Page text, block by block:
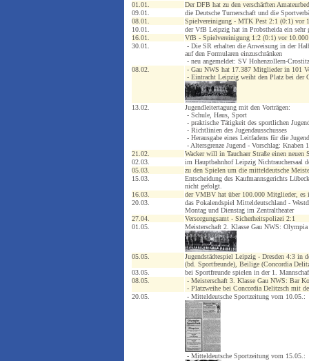
01.01.
Der DFB hat zu den verschärften
09.01.
die Deutsche Turnerschaft und die
08.01.
Spielvereinigung - MTK Pest 2:1 (0:1) vor
10.01.
der VfB Leipzig hat in Probstheida ein sehr
16.01.
VfB - Spielvereinigung 1:2 (0:1) vor 10.000
30.01.
- Die SR erhalten die Anweisung in der
auf den Formularen einzuschränken
- neu angemeldet: SV Hohenzollern-
08.02.
- Gau NWS hat 17.387 Mitglieder in 101
- Eintracht Leipzig weiht den Platz bei der
13.02.
Jugendleitertagung mit den Vorträgen:
- Schule, Haus, Sport
- praktische Tätigkeit des sportlichen
- Richtlinien des Jugendausschusses
- Herausgabe eines Leitfadens für die
- Altersgrenze Jugend - Vorschlag:
21.02.
Wacker will in Tauchaer Straße einen
02.03.
im Hauptbahnhof Leipzig Nichtrauchersaal
05.03.
zu den Spielen um die mitteldeutsche
15.03.
Entscheidung des Kaufmannsgerichts
nicht gefolgt.
16.03.
der VMBV hat über 100.000 Mitglieder, es
20.03.
das Pokalendspiel Mitteldeutschland -
Montag und Dienstag im Zentraltheater
27.04.
Versorgungsamt - Sicherheitspolizei 2:1
01.05.
Meisterschaft 2. Klasse Gau NWS:
05.05.
Jugendstädtespiel Leipzig - Dresden 4:3 in
(bd. Sportfreunde), Beilige (Concordia
03.05.
bei Sportfreunde spielen in der 1.
08.05.
- Meisterschaft 3. Klasse Gau NWS: Bar
- Platzweihe bei Concordia Delitzsch mit
20.05.
- Mitteldeutsche Sportzeitung vom 10.05.:
- Mitteldeutsche Sportzeitung vom 15.05.: